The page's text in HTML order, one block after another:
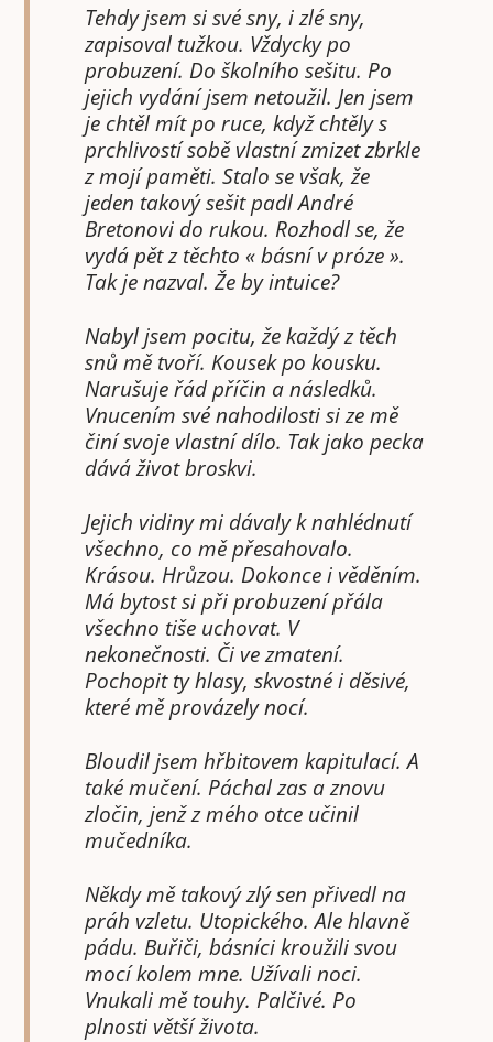
Tehdy jsem si své sny, i zlé sny,
zapisoval tužkou. Vždycky po
probuzení. Do školního sešitu. Po
jejich vydání jsem netoužil. Jen jsem
je chtěl mít po ruce, když chtěly s
prchlivostí sobě vlastní zmizet zbrkle
z mojí paměti. Stalo se však, že
jeden takový sešit padl André
Bretonovi do rukou. Rozhodl se, že
vydá pět z těchto « básní v próze ».
Tak je nazval. Že by intuice?
Nabyl jsem pocitu, že každý z těch
snů mě tvoří. Kousek po kousku.
Narušuje řád příčin a následků.
Vnucením své nahodilosti si ze mě
činí svoje vlastní dílo. Tak jako pecka
dává život broskvi.
Jejich vidiny mi dávaly k nahlédnutí
všechno, co mě přesahovalo.
Krásou. Hrůzou. Dokonce i věděním.
Má bytost si při probuzení přála
všechno tiše uchovat. V
nekonečnosti. Či ve zmatení.
Pochopit ty hlasy, skvostné i děsivé,
které mě provázely nocí.
Bloudil jsem hřbitovem kapitulací. A
také mučení. Páchal zas a znovu
zločin, jenž z mého otce učinil
mučedníka.
Někdy mě takový zlý sen přivedl na
práh vzletu. Utopického. Ale hlavně
pádu. Buřiči, básníci kroužili svou
mocí kolem mne. Užívali noci.
Vnukali mě touhy. Palčivé. Po
plnosti větší života.